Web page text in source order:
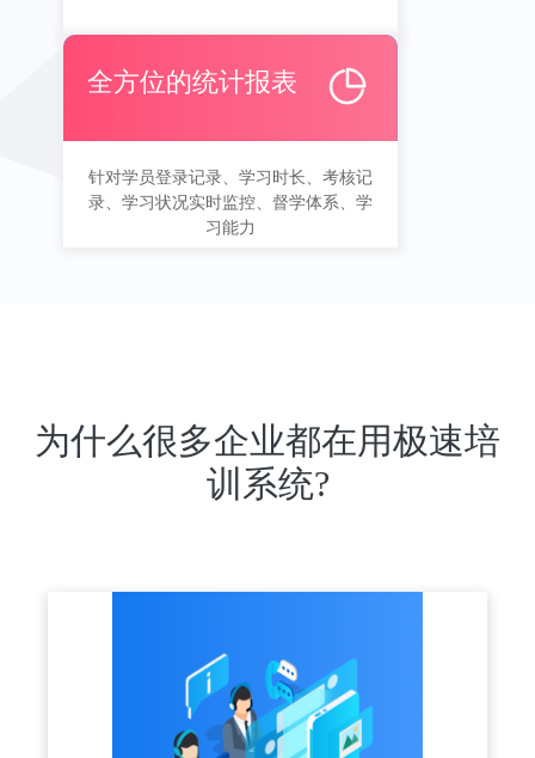
全方位的统计报表
针对学员登录记录、学习时长、考核记
录、学习状况实时监控、督学体系、学
习能力
为什么很多企业都在用极速培
训系统?